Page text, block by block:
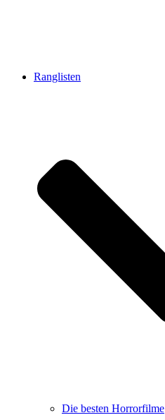
Ranglisten
Die besten Horrorfilme